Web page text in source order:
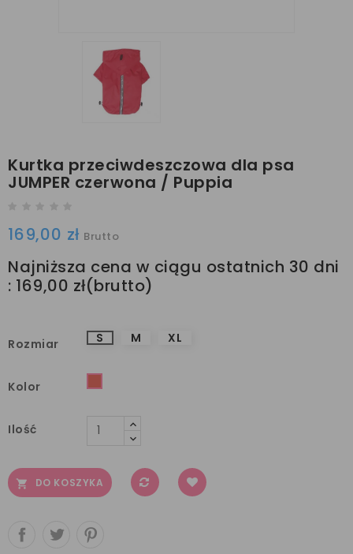
Kurtka przeciwdeszczowa dla psa
JUMPER czerwona / Puppia
169,00 zł
Najniższa cena w ciągu ostatnich 30 dni
: 169,00 zł
Brutto
Rozmiar S M XL
Kolor
Czerwony
Ilość
 DO KOSZYKA